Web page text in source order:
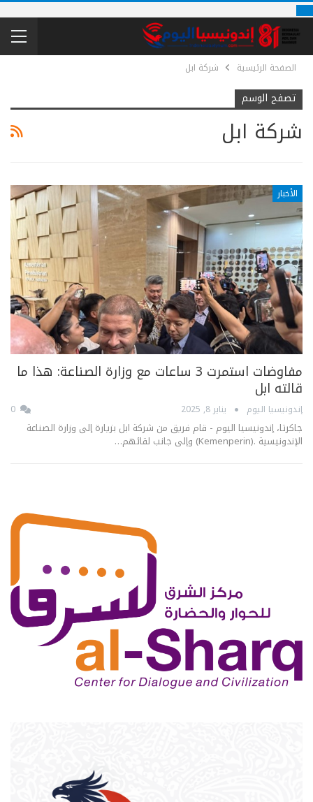
الصفحة الرئيسية شركة ابل
تصفح الوسم
شركة ابل
الأخبار
مفاوضات استمرت 3 ساعات مع وزارة الصناعة: هذا ما
قالته ابل
إندونيسيا اليوم يناير 8, 2025
جاكرتا، إندونيسيا اليوم - قام فريق من شركة ابل بزيارة إلى وزارة الصناعة
الإندونيسية .(Kemenperin) وإلى جانب لقائهم…